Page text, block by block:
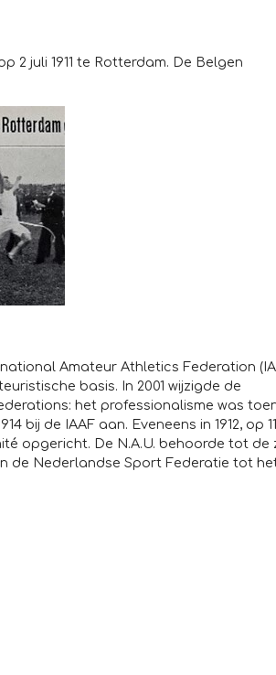
juli 1911 te Rotterdam. De Belgen
Amateur Athletics Federation
basis. In 2001 wijzigde de
het professionalisme was
bij de IAAF aan. Eveneens in 1912, op 11
opgericht. De N.A.U. behoorde tot de
de Nederlandse Sport Federatie tot